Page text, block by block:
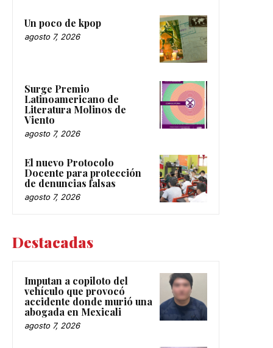
Un poco de kpop
agosto 7, 2026
Surge Premio
Latinoamericano de
Literatura Molinos de
Viento
agosto 7, 2026
El nuevo Protocolo
Docente para protección
de denuncias falsas
agosto 7, 2026
Destacadas
Imputan a copiloto del
vehículo que provocó
accidente donde murió una
abogada en Mexicali
agosto 7, 2026